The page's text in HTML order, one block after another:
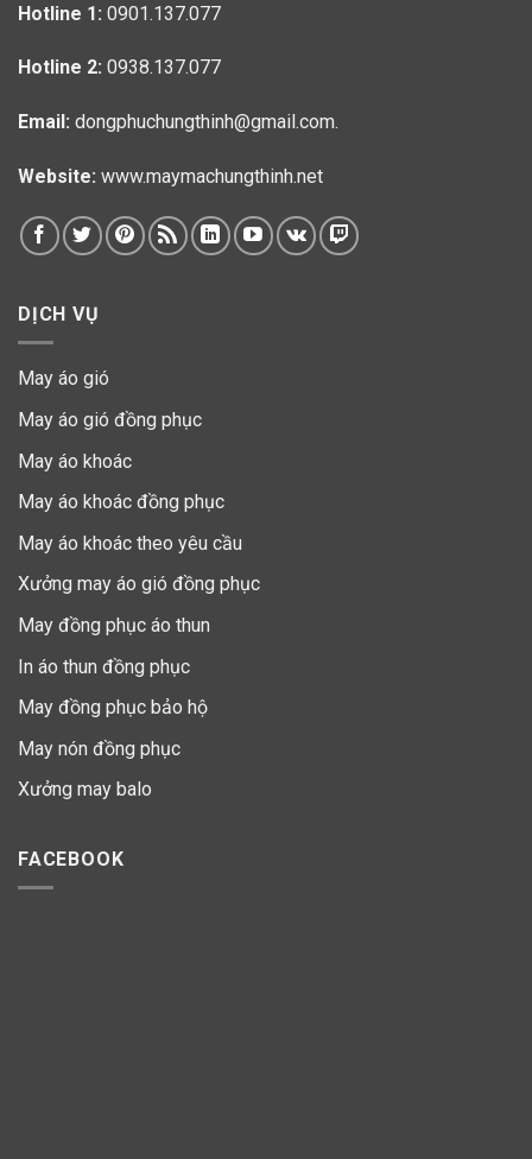
Hotline 1: 0901.137.077
Hotline 2: 0938.137.077
Email: dongphuchungthinh@gmail.com.
Website: www.maymachungthinh.net
DỊCH VỤ
May áo gió
May áo gió đồng phục
May áo khoác
May áo khoác đồng phục
May áo khoác theo yêu cầu
Xưởng may áo gió đồng phục
May đồng phục áo thun
In áo thun đồng phục
May đồng phục bảo hộ
May nón đồng phục
Xưởng may balo
FACEBOOK